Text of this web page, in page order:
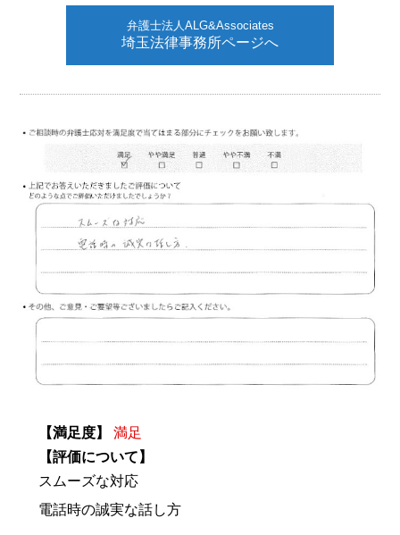
弁護士法人ALG&Associates
埼玉法律事務所ページへ
【満足度】
満足
【評価について】
スムーズな対応
電話時の誠実な話し方